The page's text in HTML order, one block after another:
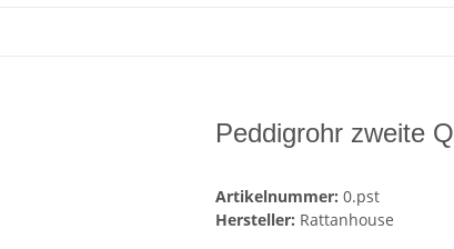
Peddigrohr zweite
Artikelnummer: 0.pst
Hersteller: Rattanhouse